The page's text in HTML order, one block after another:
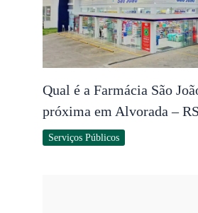
Qual é a Farmácia São
próxima em Alvorada – RS
Serviços Públicos